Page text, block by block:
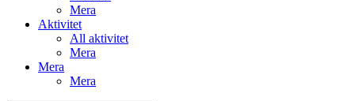
Mera
Aktivitet
All aktivitet
Mera
Mera
Mera